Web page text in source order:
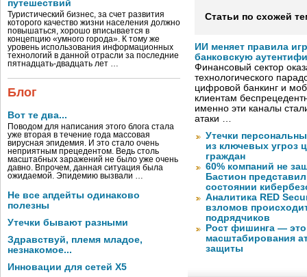
путешествий
Туристический бизнес, за счет развития
которого качество жизни населения должно
повышаться, хорошо вписывается в
концепцию «умного города». К тому же
уровень использования информационных
технологий в данной отрасли за последние
пятнадцать-двадцать лет …
Блог
Вот те два...
Поводом для написания этого блога стала
уже вторая в течение года массовая
вирусная эпидемия. И это стало очень
неприятным прецедентом. Ведь столь
масштабных заражений не было уже очень
давно. Впрочем, данная ситуация была
ожидаемой. Эпидемию вызвали …
Не все апдейты одинаково
полезны
Утечки бывают разными
Здравствуй, племя младое,
незнакомое...
Инновации для сетей X5
Статьи по схожей
ИИ меняет правила
банковскую
Финансовый сектор
технологического
цифровой банкинг и
клиентам
именно эти каналы
атаки …
Утечки
из ключевых угроз
граждан
60% компаний не
Бастион
состоянии
Аналитика RED
взломов
подрядчиков
Рост фишинга —
масштабирования
защиты